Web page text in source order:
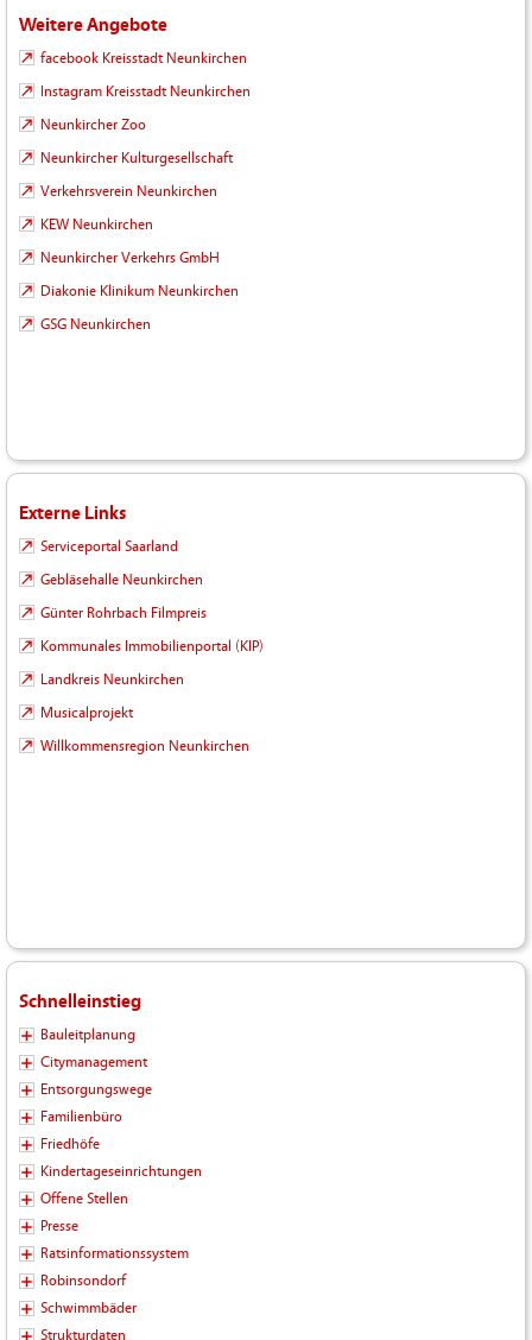
Weitere Angebote
facebook Kreisstadt Neunkirchen
Instagram Kreisstadt Neunkirchen
Neunkircher Zoo
Neunkircher Kulturgesellschaft
Verkehrsverein Neunkirchen
KEW Neunkirchen
Neunkircher Verkehrs GmbH
Diakonie Klinikum Neunkirchen
GSG Neunkirchen
Externe Links
Serviceportal Saarland
Gebläsehalle Neunkirchen
Günter Rohrbach Filmpreis
Kommunales Immobilienportal (KIP)
Landkreis Neunkirchen
Musicalprojekt
Willkommensregion Neunkirchen
Schnelleinstieg
Bauleitplanung
Citymanagement
Entsorgungswege
Familienbüro
Friedhöfe
Kindertageseinrichtungen
Offene Stellen
Presse
Ratsinformationssystem
Robinsondorf
Schwimmbäder
Strukturdaten